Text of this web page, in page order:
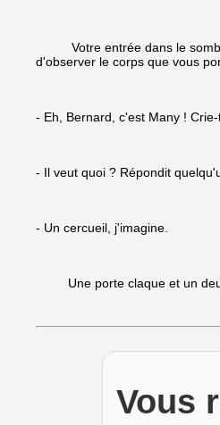
Votre entrée dans le sombre
d'observer le corps que vous
- Eh, Bernard, c'est Many ! Crie-
- Il veut quoi ? Répondit
- Un cercueil, j'imagine.
Une porte claque et un
Vous